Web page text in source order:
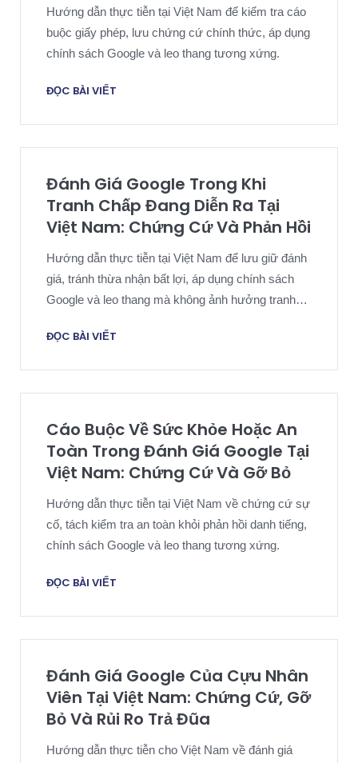
Hướng dẫn thực tiễn tại Việt Nam để kiểm tra cáo
buộc giấy phép, lưu chứng cứ chính thức, áp dụng
chính sách Google và leo thang tương xứng.
ĐỌC BÀI VIẾT
Đánh Giá Google Trong Khi
Tranh Chấp Đang Diễn Ra Tại
Việt Nam: Chứng Cứ Và Phản Hồi
Hướng dẫn thực tiễn tại Việt Nam để lưu giữ đánh
giá, tránh thừa nhận bất lợi, áp dụng chính sách
Google và leo thang mà không ảnh hưởng tranh
ĐỌC BÀI VIẾT
Cáo Buộc Về Sức Khỏe Hoặc An
Toàn Trong Đánh Giá Google Tại
Việt Nam: Chứng Cứ Và Gỡ Bỏ
Hướng dẫn thực tiễn tại Việt Nam về chứng cứ sự
cố, tách kiểm tra an toàn khỏi phản hồi danh tiếng,
chính sách Google và leo thang tương xứng.
ĐỌC BÀI VIẾT
Đánh Giá Google Của Cựu Nhân
Viên Tại Việt Nam: Chứng Cứ, Gỡ
Bỏ Và Rủi Ro Trả Đũa
Hướng dẫn thực tiễn cho Việt Nam về đánh giá